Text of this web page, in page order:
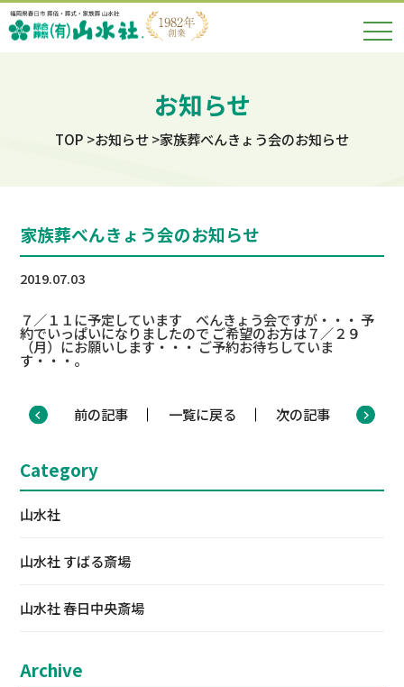
お知らせ
TOP お知らせ 家族葬べんきょう会のお知らせ
家族葬べんきょう会のお知らせ
2019.07.03
７／１１に予定しています べんきょう会ですが・・・ 予
約でいっぱいになりましたので ご希望のお方は７／２９
（月）にお願いします・・・ ご予約お待ちしていま
す・・・。
前の記事 一覧に戻る 次の記事
Category
山水社
山水社 すばる斎場
山水社 春日中央斎場
Archive